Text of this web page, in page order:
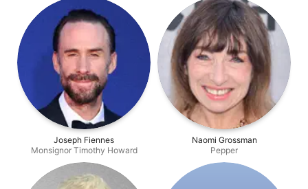
Joseph Fiennes
Monsignor Timothy Howard
Naomi Grossman
Pepper